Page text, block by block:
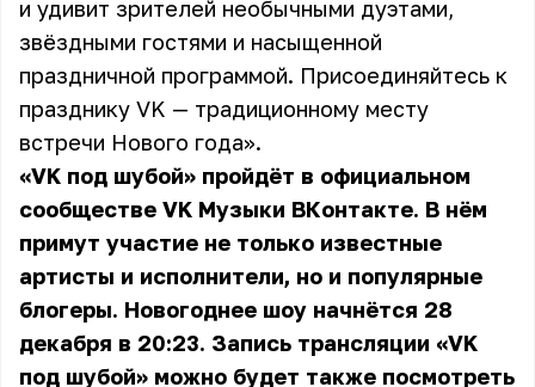
и удивит зрителей необычными дуэтами,
звёздными гостями и насыщенной
праздничной программой. Присоединяйтесь к
празднику VK — традиционному месту
встречи Нового года».
«VK под шубой» пройдёт в официальном
сообществе VK Музыки ВКонтакте. В нём
примут участие не только известные
артисты и исполнители, но и популярные
блогеры. Новогоднее шоу начнётся 28
декабря в 20:23. Запись трансляции «VK
под шубой» можно будет также посмотреть